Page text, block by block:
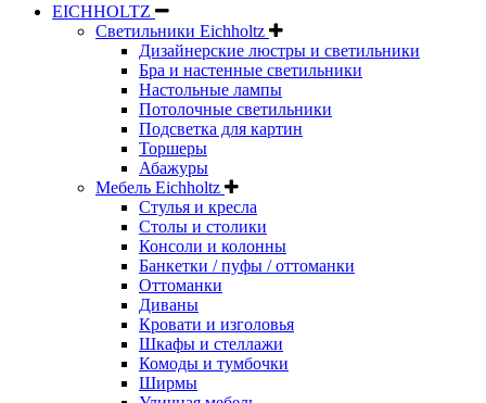
EICHHOLTZ
Светильники Eichholtz
Дизайнерские люстры и светильники
Бра и настенные светильники
Настольные лампы
Потолочные светильники
Подсветка для картин
Торшеры
Абажуры
Мебель Eichholtz
Стулья и кресла
Столы и столики
Консоли и колонны
Банкетки / пуфы / оттоманки
Оттоманки
Диваны
Кровати и изголовья
Шкафы и стеллажи
Комоды и тумбочки
Ширмы